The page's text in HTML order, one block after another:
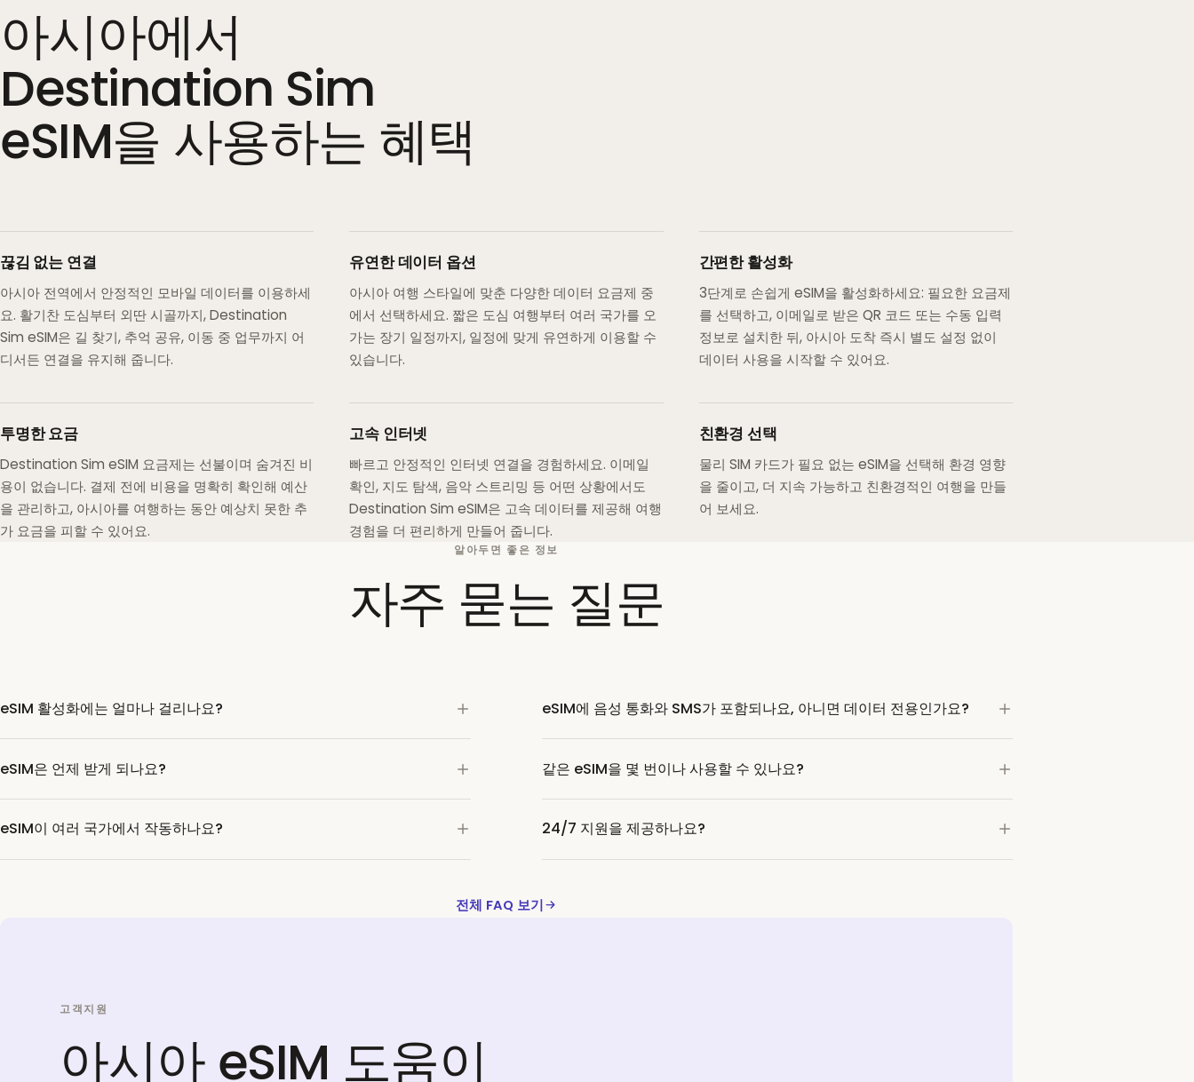
아시아에서
Destination Sim
eSIM을 사용하는 혜택
끊김 없는 연결
아시아 전역에서 안정적인 모바일 데이터를 이용하세
요. 활기찬 도심부터 외딴 시골까지, Destination
Sim eSIM은 길 찾기, 추억 공유, 이동 중 업무까지 어
디서든 연결을 유지해 줍니다.
유연한 데이터 옵션
아시아 여행 스타일에 맞춘 다양한 데이터 요금제 중
에서 선택하세요. 짧은 도심 여행부터 여러 국가를 오
가는 장기 일정까지, 일정에 맞게 유연하게 이용할 수
있습니다.
간편한 활성화
3단계로 손쉽게 eSIM을 활성화하세요: 필요한 요금제
를 선택하고, 이메일로 받은 QR 코드 또는 수동 입력
정보로 설치한 뒤, 아시아 도착 즉시 별도 설정 없이
데이터 사용을 시작할 수 있어요.
투명한 요금
Destination Sim eSIM 요금제는 선불이며 숨겨진 비
용이 없습니다. 결제 전에 비용을 명확히 확인해 예산
을 관리하고, 아시아를 여행하는 동안 예상치 못한 추
가 요금을 피할 수 있어요.
고속 인터넷
빠르고 안정적인 인터넷 연결을 경험하세요. 이메일
확인, 지도 탐색, 음악 스트리밍 등 어떤 상황에서도
Destination Sim eSIM은 고속 데이터를 제공해 여행
경험을 더 편리하게 만들어 줍니다.
친환경 선택
물리 SIM 카드가 필요 없는 eSIM을 선택해 환경 영향
을 줄이고, 더 지속 가능하고 친환경적인 여행을 만들
어 보세요.
알아두면 좋은 정보
자주 묻는 질문
eSIM 활성화에는 얼마나 걸리나요?
eSIM은 언제 받게 되나요?
eSIM이 여러 국가에서 작동하나요?
eSIM에 음성 통화와 SMS가 포함되나요, 아니면 데이터 전용인가요?
같은 eSIM을 몇 번이나 사용할 수 있나요?
24/7 지원을 제공하나요?
전체 FAQ 보기
고객지원
아시아 eSIM 도움이